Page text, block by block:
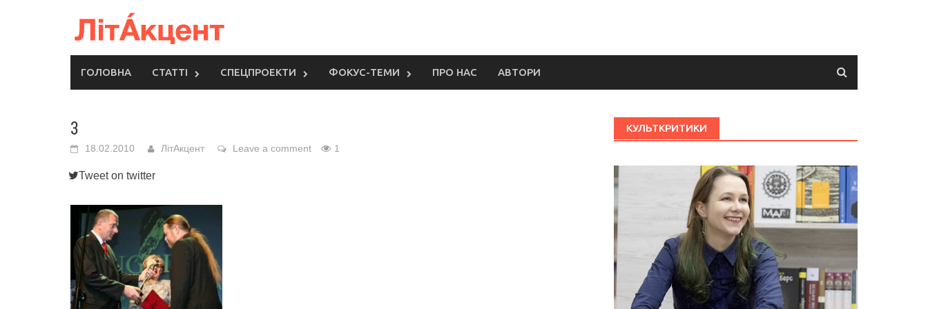
ГОЛОВНА СТАТТІ СПЕЦПРОЕКТИ ФОКУС-ТЕМИ ПРО НАС АВТОРИ
3
18.02.2010 ЛітАкцент Leave a comment 1
Tweet on twitter
КУЛЬТКРИТИКИ